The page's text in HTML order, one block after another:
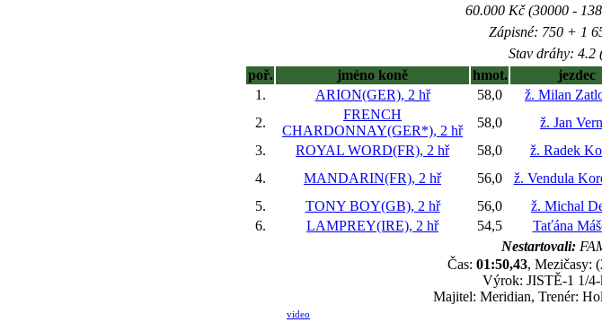
60.000 Kč (30000 -
Zápisné: 750 + 1
Stav dráhy: 4.2
poř.
jméno koně hmot. jezdec
1.
ARION(GER), 2 hř 58,0 ž. Milan
2.
FRENCH
CHARDONNAY(GER*), 2 hř
58,0 ž. Jan
3.
ROYAL WORD(FR), 2 hř 58,0 ž. Radek
4.
MANDARIN(FR), 2 hř 56,0 ž. Vendula
5.
TONY BOY(GB), 2 hř 56,0 ž. Michal
6.
LAMPREY(IRE), 2 hř 54,5 Taťána
Nestartovali:
Čas: 01:50,43, Mezičasy:
Výrok: JISTĚ-1 1/
Majitel: Meridian, Trenér:
video